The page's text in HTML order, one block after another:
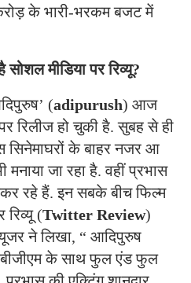
के भारी-भरकम बजट में
मीडिया पर रिव्यू?
(adipurush) आज
रिलीज हो चुकी है. सुबह से ही
के बाहर नजर आ
जा रहा है. वहीं प्रभास
रहे हैं. इन सबके बीच फिल्म
रिव्यू (Twitter Review)
ने लिखा, “ आदिपुरुष
बीजीएम के साथ फुल एंड फुल